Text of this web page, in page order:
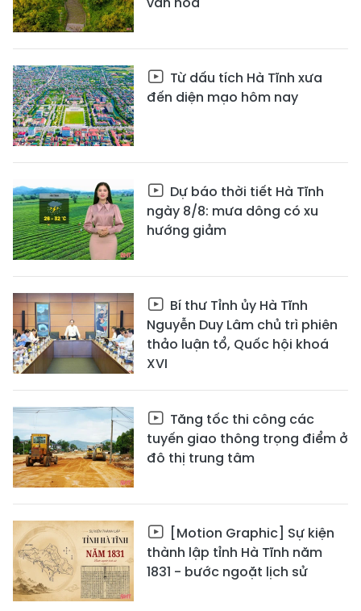
Từ dấu tích Hà Tĩnh xưa
đến diện mạo hôm nay
Dự báo thời tiết Hà Tĩnh
ngày 8/8: mưa dông có xu
hướng giảm
Bí thư Tỉnh ủy Hà Tĩnh
Nguyễn Duy Lâm chủ trì phiên
thảo luận tổ, Quốc hội khoá
XVI
Tăng tốc thi công các
tuyến giao thông trọng điểm ở
đô thị trung tâm
[Motion Graphic] Sự kiện
thành lập tỉnh Hà Tĩnh năm
1831 - bước ngoặt lịch sử